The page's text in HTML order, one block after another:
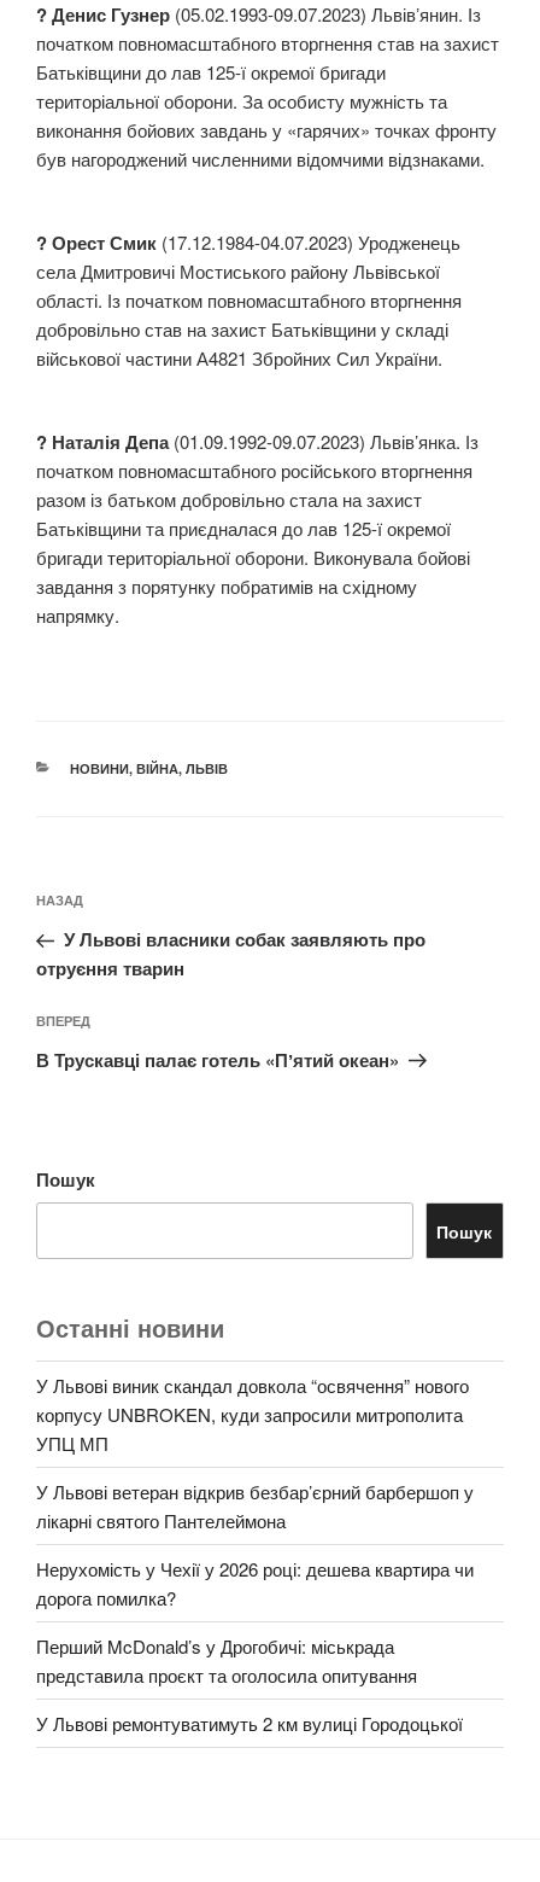
? Денис Гузнер (05.02.1993-09.07.2023) Львівʼянин. Із
початком повномасштабного вторгнення став на захист
Батьківщини до лав 125-ї окремої бригади
територіальної оборони. За особисту мужність та
виконання бойових завдань у «гарячих» точках фронту
був нагороджений численними відомчими відзнаками.
? Орест Смик (17.12.1984-04.07.2023) Уродженець
села Дмитровичі Мостиського району Львівської
області. Із початком повномасштабного вторгнення
добровільно став на захист Батьківщини у складі
військової частини А4821 Збройних Сил України.
? Наталія Депа(01.09.1992-09.07.2023) Львів’янка. Із
початком повномасштабного російського вторгнення
разом із батьком добровільно стала на захист
Батьківщини та приєдналася до лав 125-ї окремої
бригади територіальної оборони. Виконувала бойові
завдання з порятунку побратимів на східному
напрямку.
КАТЕГОРІЇ
НОВИНИ, ВІЙНА, ЛЬВІВ
записів
Попередній
запис:
НАЗАД
У Львові власники собак заявляють про
отруєння тварин
Наступний
запис
ВПЕРЕД
В Трускавці палає готель «Пʼятий океан»
Пошук
Пошук
Останні новини
У Львові виник скандал довкола “освячення” нового
корпусу UNBROKEN, куди запросили митрополита
УПЦ МП
У Львові ветеран відкрив безбар’єрний барбершоп у
лікарні святого Пантелеймона
Нерухомість у Чехії у 2026 році: дешева квартира чи
дорога помилка?
Перший McDonald’s у Дрогобичі: міськрада
представила проєкт та оголосила опитування
У Львові ремонтуватимуть 2 км вулиці Городоцької